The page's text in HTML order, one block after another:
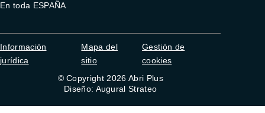
En toda ESPAÑA
Información
jurídica
Mapa del
sitio
Gestión de
cookies
© Copyright 2026 Abri Plus
Diseño: Augural Strateo